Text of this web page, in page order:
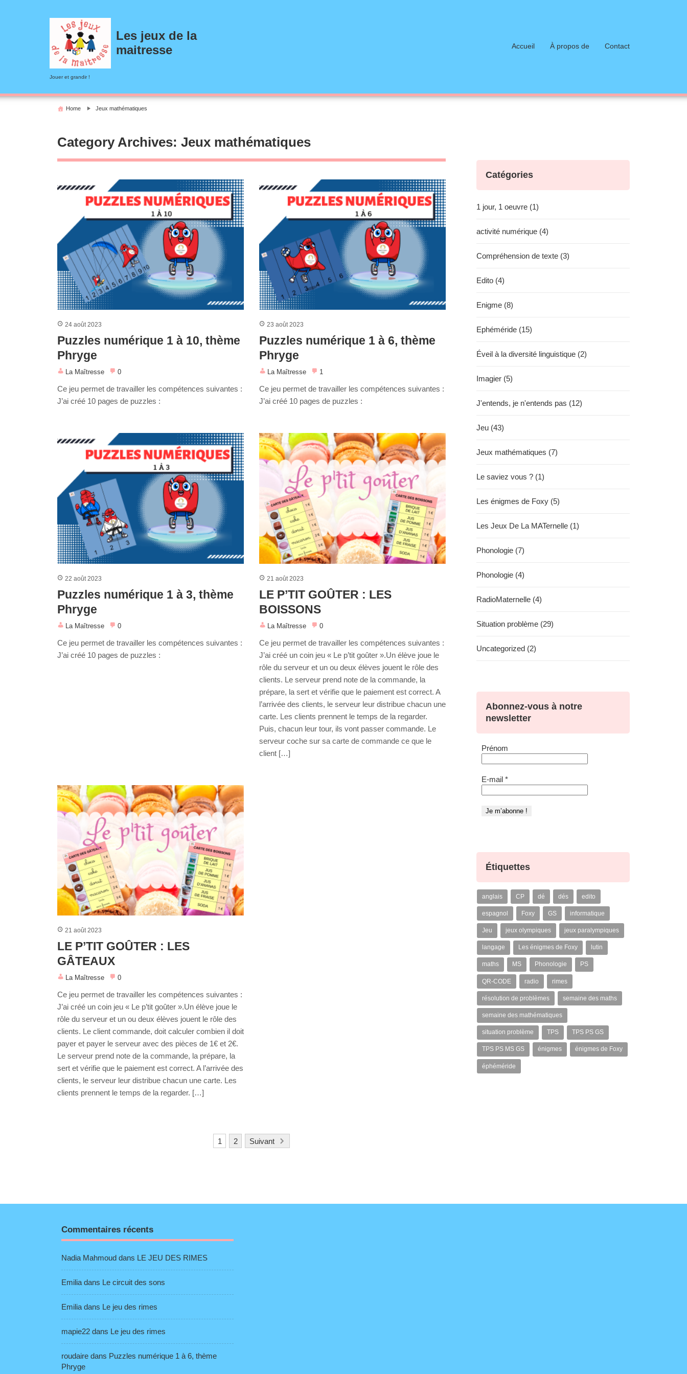
Les jeux de la
maitresse
Jouer et grandir !
Accueil À propos de Contact
Home Jeux mathématiques
Category Archives: Jeux mathématiques
24 août 2023
Puzzles numérique 1 à 10, thème
Phryge
La Maîtresse 0
Ce jeu permet de travailler les compétences suivantes :
J’ai créé 10 pages de puzzles :
23 août 2023
Puzzles numérique 1 à 6, thème
Phryge
La Maîtresse 1
Ce jeu permet de travailler les compétences suivantes :
J’ai créé 10 pages de puzzles :
22 août 2023
Puzzles numérique 1 à 3, thème
Phryge
La Maîtresse 0
Ce jeu permet de travailler les compétences suivantes :
J’ai créé 10 pages de puzzles :
21 août 2023
LE P’TIT GOÛTER : LES
BOISSONS
La Maîtresse 0
Ce jeu permet de travailler les compétences suivantes :
J’ai créé un coin jeu « Le p’tit goûter ».Un élève joue le
rôle du serveur et un ou deux élèves jouent le rôle des
clients. Le serveur prend note de la commande, la
prépare, la sert et vérifie que le paiement est correct. A
l’arrivée des clients, le serveur leur distribue chacun une
carte. Les clients prennent le temps de la regarder.
Puis, chacun leur tour, ils vont passer commande. Le
serveur coche sur sa carte de commande ce que le
client […]
21 août 2023
LE P’TIT GOÛTER : LES
GÂTEAUX
La Maîtresse 0
Ce jeu permet de travailler les compétences suivantes :
J’ai créé un coin jeu « Le p’tit goûter ».Un élève joue le
rôle du serveur et un ou deux élèves jouent le rôle des
clients. Le client commande, doit calculer combien il doit
payer et payer le serveur avec des pièces de 1€ et 2€.
Le serveur prend note de la commande, la prépare, la
sert et vérifie que le paiement est correct. A l’arrivée des
clients, le serveur leur distribue chacun une carte. Les
clients prennent le temps de la regarder. […]
1 2 Suivant
Catégories
1 jour, 1 oeuvre (1)
activité numérique (4)
Compréhension de texte (3)
Edito (4)
Enigme (8)
Ephéméride (15)
Éveil à la diversité linguistique (2)
Imagier (5)
J'entends, je n'entends pas (12)
Jeu (43)
Jeux mathématiques (7)
Le saviez vous ? (1)
Les énigmes de Foxy (5)
Les Jeux De La MATernelle (1)
Phonologie (7)
Phonologie (4)
RadioMaternelle (4)
Situation problème (29)
Uncategorized (2)
Abonnez-vous à notre
newsletter
Prénom
E-mail *
Étiquettes
anglais CP dé dés edito
espagnol Foxy GS informatique
Jeu jeux olympiques jeux paralympiques
langage Les énigmes de Foxy lutin
maths MS Phonologie PS
QR-CODE radio rimes
résolution de problèmes semaine des maths
semaine des mathématiques
situation problème TPS TPS PS GS
TPS PS MS GS énigmes énigmes de Foxy
éphéméride
Commentaires récents
Nadia Mahmoud dans LE JEU DES RIMES
Emilia dans Le circuit des sons
Emilia dans Le jeu des rimes
mapie22 dans Le jeu des rimes
roudaire dans Puzzles numérique 1 à 6, thème
Phryge